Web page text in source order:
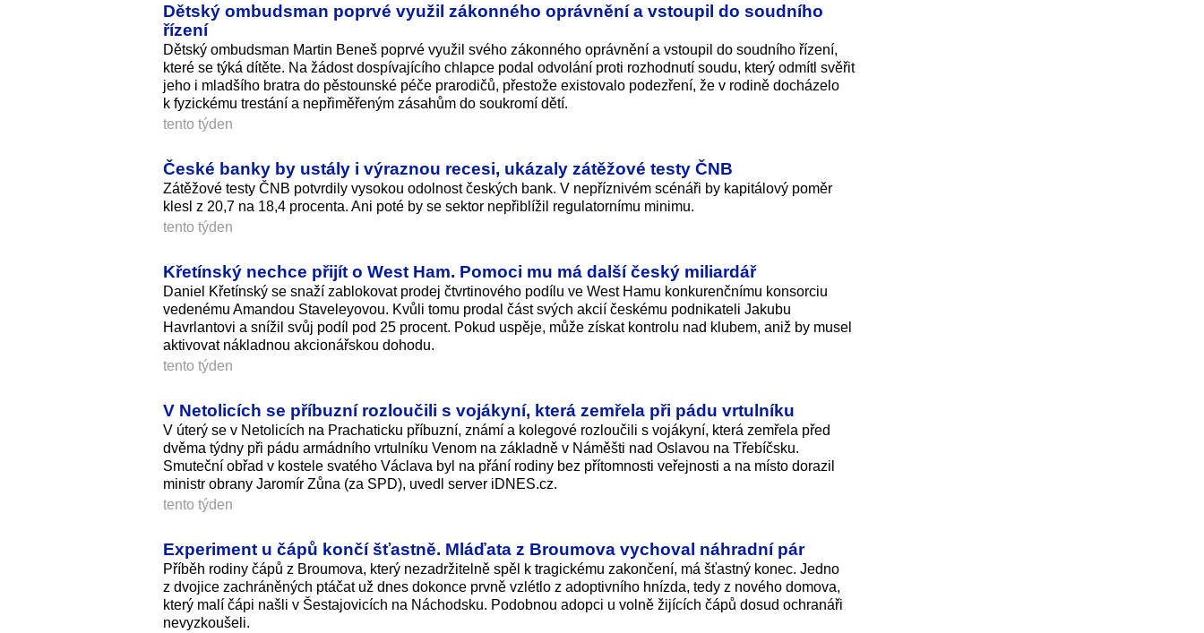
Dětský ombudsman poprvé využil zákonného oprávnění a vstoupil do soudního
řízení
Dětský ombudsman Martin Beneš poprvé využil svého zákonného oprávnění a vstoupil do soudního řízení,
které se týká dítěte. Na žádost dospívajícího chlapce podal odvolání proti rozhodnutí soudu, který odmítl svěřit
jeho i mladšího bratra do pěstounské péče prarodičů, přestože existovalo podezření, že v rodině docházelo
k fyzickému trestání a nepřiměřeným zásahům do soukromí dětí.
tento týden
České banky by ustály i výraznou recesi, ukázaly zátěžové testy ČNB
Zátěžové testy ČNB potvrdily vysokou odolnost českých bank. V nepříznivém scénáři by kapitálový poměr
klesl z 20,7 na 18,4 procenta. Ani poté by se sektor nepřiblížil regulatornímu minimu.
tento týden
Křetínský nechce přijít o West Ham. Pomoci mu má další český miliardář
Daniel Křetínský se snaží zablokovat prodej čtvrtinového podílu ve West Hamu konkurenčnímu konsorciu
vedenému Amandou Staveleyovou. Kvůli tomu prodal část svých akcií českému podnikateli Jakubu
Havrlantovi a snížil svůj podíl pod 25 procent. Pokud uspěje, může získat kontrolu nad klubem, aniž by musel
aktivovat nákladnou akcionářskou dohodu.
tento týden
V Netolicích se příbuzní rozloučili s vojákyní, která zemřela při pádu vrtulníku
V úterý se v Netolicích na Prachaticku příbuzní, známí a kolegové rozloučili s vojákyní, která zemřela před
dvěma týdny při pádu armádního vrtulníku Venom na základně v Náměšti nad Oslavou na Třebíčsku.
Smuteční obřad v kostele svatého Václava byl na přání rodiny bez přítomnosti veřejnosti a na místo dorazil
ministr obrany Jaromír Zůna (za SPD), uvedl server iDNES.cz.
tento týden
Experiment u čápů končí šťastně. Mláďata z Broumova vychoval náhradní pár
Příběh rodiny čápů z Broumova, který nezadržitelně spěl k tragickému zakončení, má šťastný konec. Jedno
z dvojice zachráněných ptáčat už dnes dokonce prvně vzlétlo z adoptivního hnízda, tedy z nového domova,
který malí čápi našli v Šestajovicích na Náchodsku. Podobnou adopci u volně žijících čápů dosud ochranáři
nevyzkoušeli.